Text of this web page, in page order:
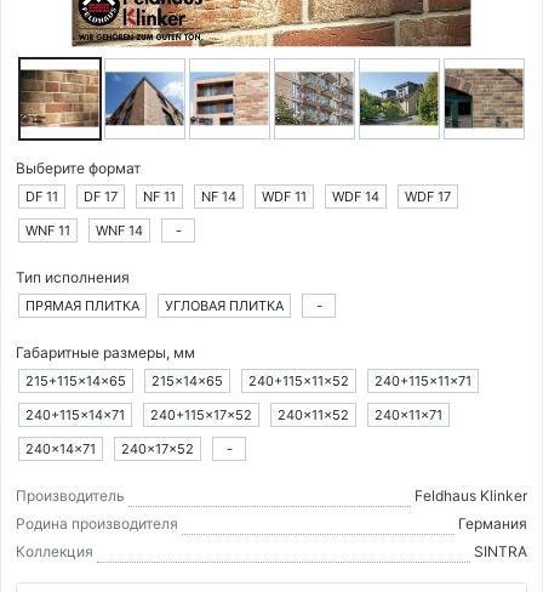
Выберите формат
DF 11 DF 17 NF 11 NF 14 WDF 11 WDF 14
WDF 17
WNF 11
WNF 14 -
Тип исполнения
ПРЯМАЯ ПЛИТКА УГЛОВАЯ ПЛИТКА -
Габаритные размеры, мм
215+115×14×65 215×14×65 240+115×11×52
240+115×11×71
240+115×14×71
240+115×17×52 240×11×52
240×11×71
240×14×71
240×17×52 -
Производитель
Feldhaus Klinker
Родина производителя
Германия
Коллекция
SINTRA